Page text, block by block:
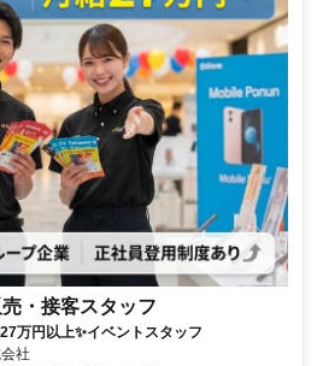
・接客スタッフ
万円以上✨イベントスタッフ
社